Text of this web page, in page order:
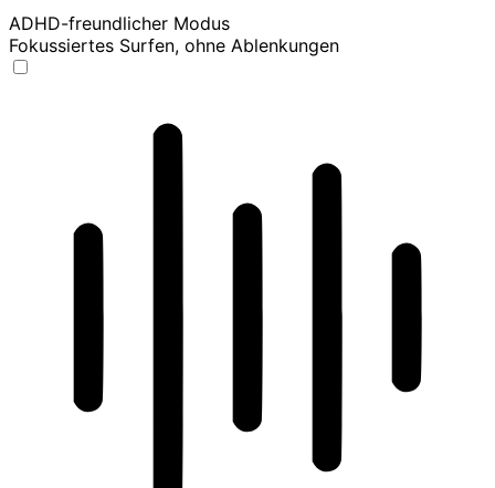
ADHD-freundlicher Modus
Fokussiertes Surfen, ohne Ablenkungen